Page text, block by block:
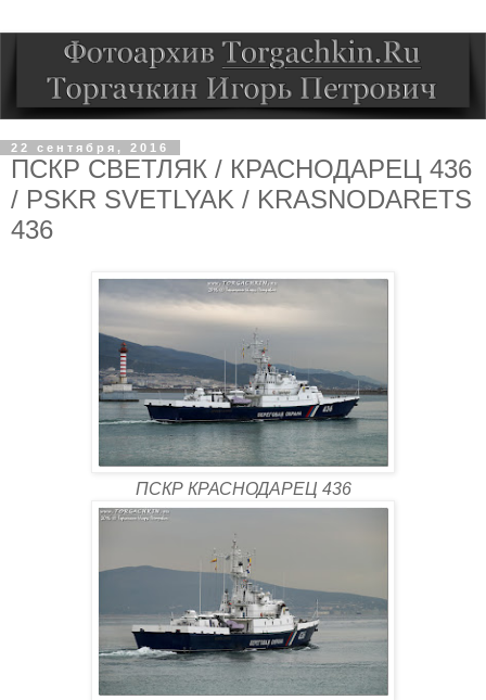
22 сентября, 2016
ПСКР СВЕТЛЯК / КРАСНОДАРЕЦ 436
/ PSKR SVETLYAK / KRASNODARETS
436
ПСКР КРАСНОДАРЕЦ 436